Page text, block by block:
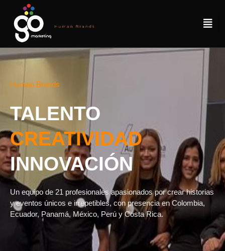
Human Brands
TALENTO
CREATIVIDAD
INNOVACIÓN
Un equipo de 21 profesionales apasionados por crear historias
y eventos únicos e irrepetibles, con presencia en Colombia,
Ecuador, Panamá, México, Perú y Costa Rica.